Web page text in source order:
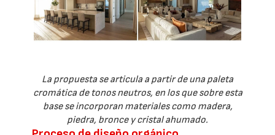
La propuesta se articula a partir de una paleta
cromática de tonos neutros, en los que sobre esta
base se incorporan materiales como madera,
piedra, bronce y cristal ahumado.